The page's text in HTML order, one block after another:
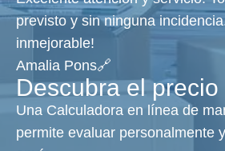
previsto y sin ninguna
inmejorable!
Amalia Pons🔗
Descubra el precio
Una Calculadora en línea de
permite evaluar personalmente